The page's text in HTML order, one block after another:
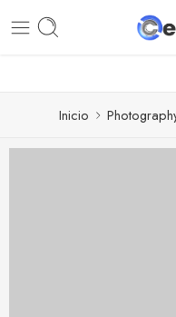
PAGA A CUOTAS CON
Inicio